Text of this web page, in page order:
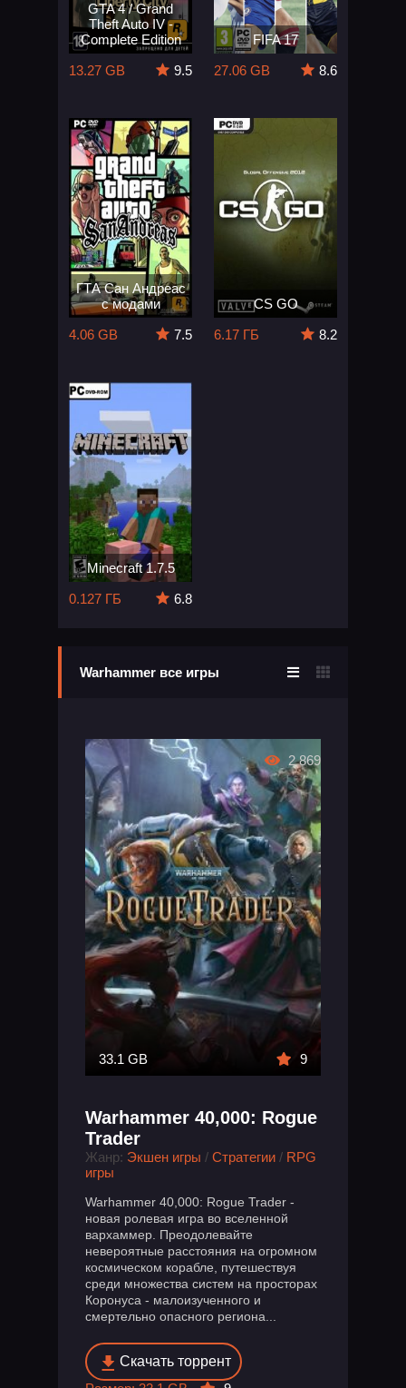
GTA 4 / Grand
Theft Auto IV -
Complete Edition
13.27 GB
9.5
FIFA 17
27.06 GB
8.6
ГТА Сан Андреас
с модами
4.06 GB
7.5
CS GO
6.17 ГБ
8.2
Minecraft 1.7.5
0.127 ГБ
6.8
Warhammer все игры
33.1 GB 9
Warhammer 40,000: Rogue
Trader
Жанр: Экшен игры / Стратегии / RPG
игры
Warhammer 40,000: Rogue Trader -
новая ролевая игра во вселенной
вархаммер. Преодолевайте
невероятные расстояния на огромном
космическом корабле, путешествуя
среди множества систем на просторах
Коронуса - малоизученного и
смертельно опасного региона...
Скачать торрент
2 869